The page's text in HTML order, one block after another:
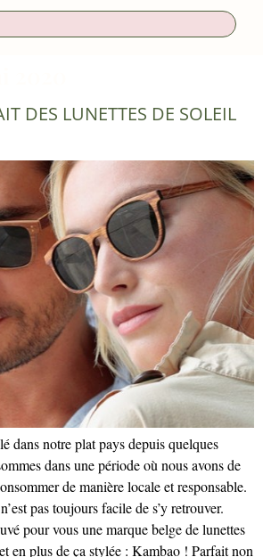
DES LUNETTES DE SOLEIL
dans notre plat pays depuis quelques
dans une période où nous avons de
de manière locale et responsable.
pas toujours facile de s’y retrouver.
pour vous une marque belge de lunettes
en plus de ça stylée : Kambao ! Parfait non